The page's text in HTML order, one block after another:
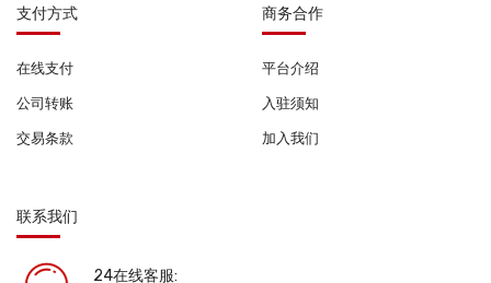
支付方式
在线支付
公司转账
交易条款
商务合作
平台介绍
入驻须知
加入我们
联系我们
24在线客服: